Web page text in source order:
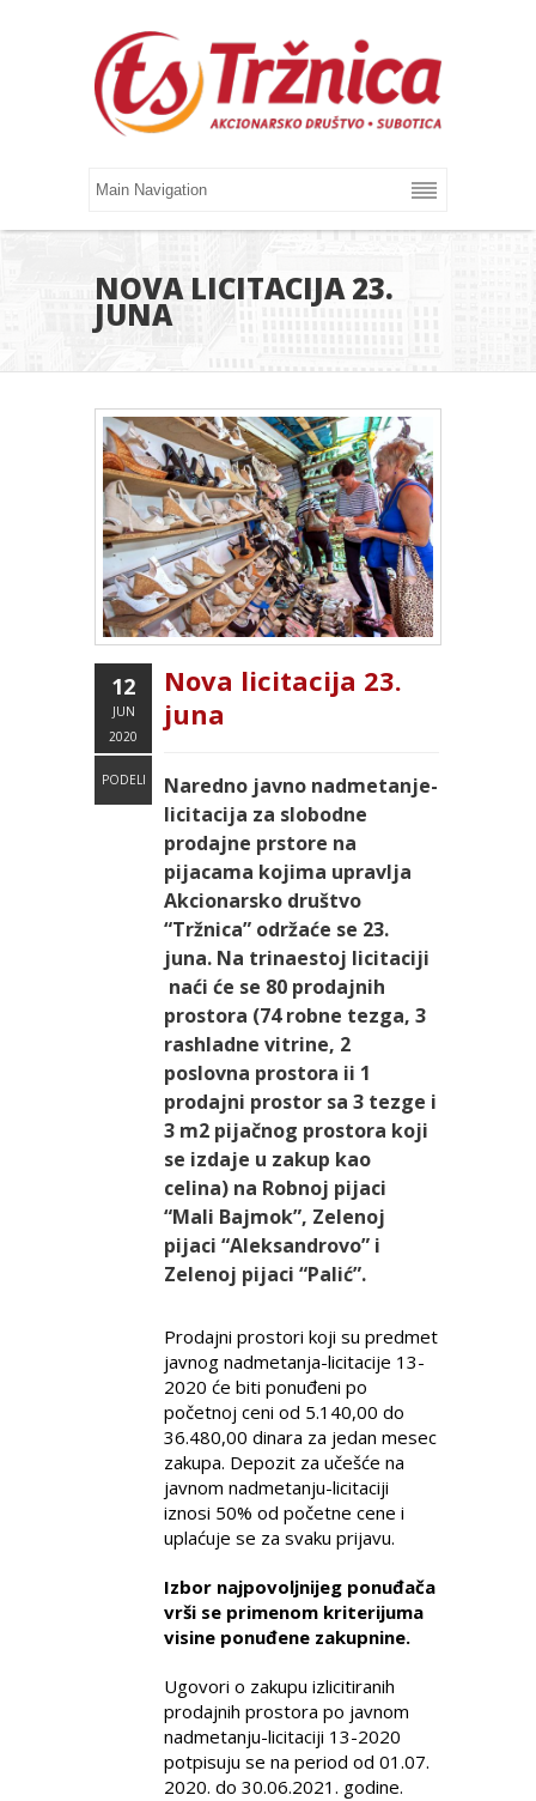
NOVA LICITACIJA 23.
JUNA
12
JUN
2020
PODELI
Nova licitacija 23.
juna
Naredno javno nadmetanje-
licitacija za slobodne
prodajne prstore na
pijacama kojima upravlja
Akcionarsko društvo
“Tržnica” održaće se 23.
juna. Na trinaestoj licitaciji
naći će se 80 prodajnih
prostora (74 robne tezga, 3
rashladne vitrine, 2
poslovna prostora ii 1
prodajni prostor sa 3 tezge i
3 m2 pijačnog prostora koji
se izdaje u zakup kao
celina) na Robnoj pijaci
“Mali Bajmok”, Zelenoj
pijaci “Aleksandrovo” i
Zelenoj pijaci “Palić”.
Prodajni prostori koji su predmet
javnog nadmetanja-licitacije 13-
2020 će biti ponuđeni po
početnoj ceni od 5.140,00 do
36.480,00 dinara za jedan mesec
zakupa. Depozit za učešće na
javnom nadmetanju-licitaciji
iznosi 50% od početne cene i
uplaćuje se za svaku prijavu.
Izbor najpovoljnijeg ponuđača
vrši se primenom kriterijuma
visine ponuđene zakupnine.
Ugovori o zakupu izlicitiranih
prodajnih prostora po javnom
nadmetanju-licitaciji 13-2020
potpisuju se na period od 01.07.
2020. do 30.06.2021. godine.